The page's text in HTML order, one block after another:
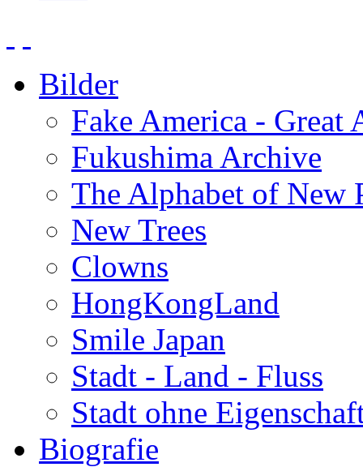
Bilder
Fake America - Great
Fukushima Archive
The Alphabet of New
New Trees
Clowns
HongKongLand
Smile Japan
Stadt - Land - Fluss
Stadt ohne
Biografie